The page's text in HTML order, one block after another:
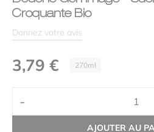
Croquante Bio
Donnez votre avis
3,79 € 270ml
-
AJOUTER AU